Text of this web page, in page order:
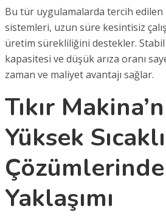
Bu tür uygulamalarda tercih
sistemleri, uzun süre kesintisiz
üretim sürekliliğini destekler. Stabil
kapasitesi ve düşük arıza oranı
zaman ve maliyet avantajı sağlar.
Tıkır
Yüksek
Yaklaşımı